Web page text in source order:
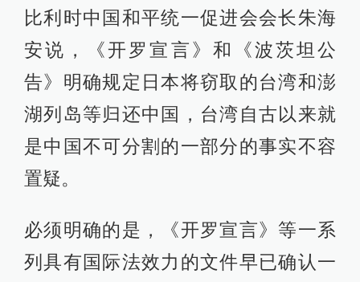
比利时中国和平统一促进会会长朱海
安说，《开罗宣言》和《波茨坦公
告》明确规定日本将窃取的台湾和澎
湖列岛等归还中国，台湾自古以来就
是中国不可分割的一部分的事实不容
置疑。
必须明确的是，《开罗宣言》等一系
列具有国际法效力的文件早已确认一